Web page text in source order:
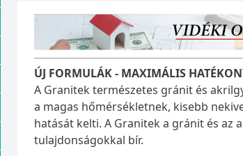
ÚJ FORMULÁK - MAXIMÁLIS
A Granitek természetes gránit és
a magas hőmérsékletnek, kisebb
hatását kelti. A Granitek a gránit és
tulajdonságokkal bír.